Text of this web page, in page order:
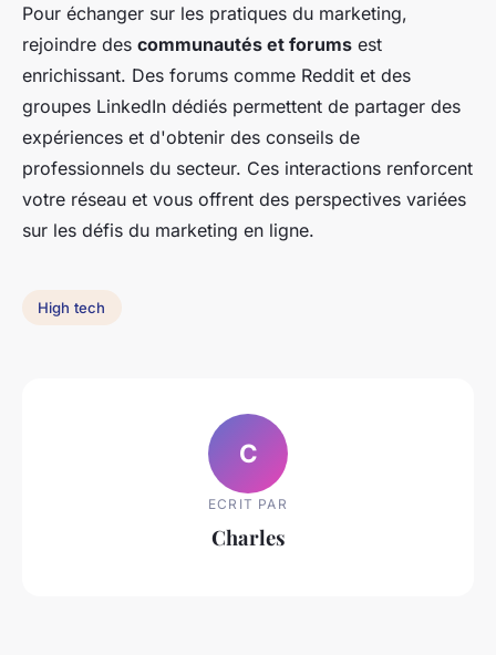
Pour échanger sur les pratiques du marketing,
rejoindre des communautés et forums est
enrichissant. Des forums comme Reddit et des
groupes LinkedIn dédiés permettent de partager des
expériences et d'obtenir des conseils de
professionnels du secteur. Ces interactions renforcent
votre réseau et vous offrent des perspectives variées
sur les défis du marketing en ligne.
High tech
C
ECRIT PAR
Charles